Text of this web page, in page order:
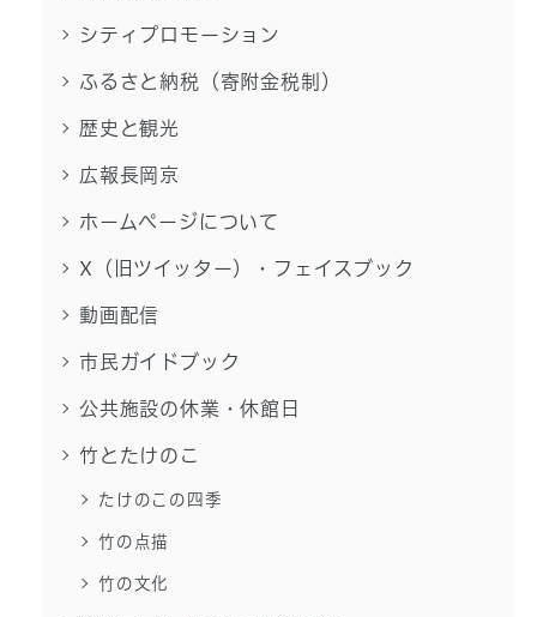
シティプロモーション
ふるさと納税（寄附金税制）
歴史と観光
広報長岡京
ホームページについて
X（旧ツイッター）・フェイスブック
動画配信
市民ガイドブック
公共施設の休業・休館日
竹とたけのこ
たけのこの四季
竹の点描
竹の文化